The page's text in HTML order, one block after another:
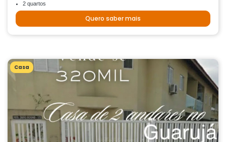
2 quartos
Quero saber mais
Casa